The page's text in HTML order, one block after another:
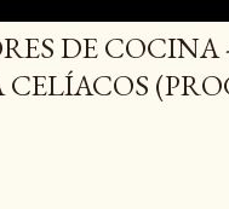
DE COCINA